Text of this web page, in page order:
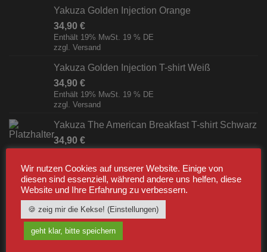
Yakuza Golden Injection Orange
34,90 €
Enthält 19% MwSt. 19 % DE
zzgl. Versand
Yakuza Golden Injection T-shirt Weiß
34,90 €
Enthält 19% MwSt. 19 % DE
zzgl. Versand
Yakuza The American Breakfast T-shirt Schwarz
34,90 €
Enthält 19% MwSt. 19 % DE
BESTSELLER
Label23 Trainingsjacke "TS 23 White"
Schwarz/Weiß [Digital]
Wir nutzen Cookies auf unserer Website. Einige von
diesen sind essenziell, während andere uns helfen, diese
Website und Ihre Erfahrung zu verbessern.
🍪 zeig mir die Kekse! (Einstellungen)
geht klar, bitte speichern